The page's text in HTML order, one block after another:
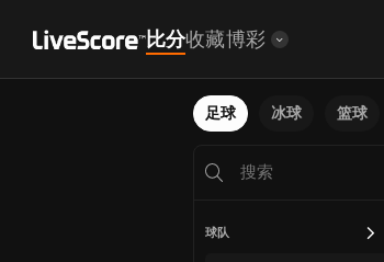
比分收藏博彩
足球 冰球 篮球
球队